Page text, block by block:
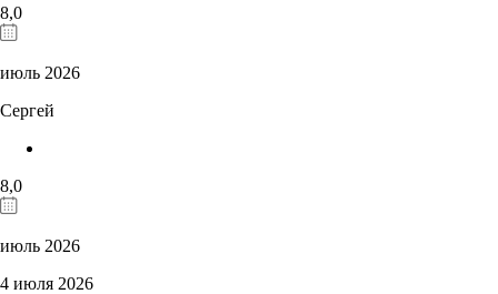
8,0
июль 2026
Сергей
8,0
июль 2026
4 июля 2026